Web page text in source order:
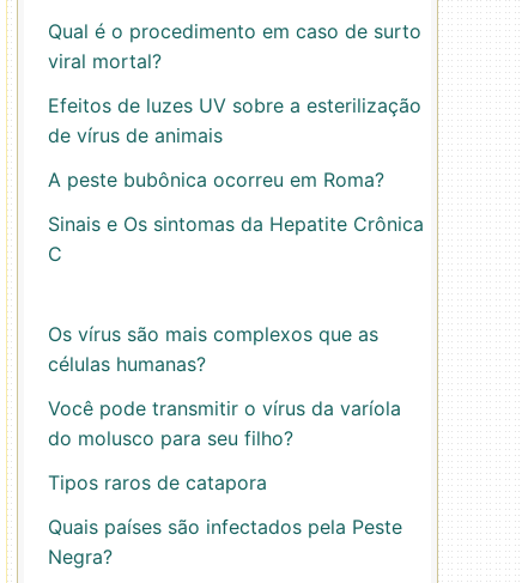
Qual é o procedimento em caso de surto
viral mortal?
Efeitos de luzes UV sobre a esterilização
de vírus de animais
A peste bubônica ocorreu em Roma?
Sinais e Os sintomas da Hepatite Crônica
C
Os vírus são mais complexos que as
células humanas?
Você pode transmitir o vírus da varíola
do molusco para seu filho?
Tipos raros de catapora
Quais países são infectados pela Peste
Negra?